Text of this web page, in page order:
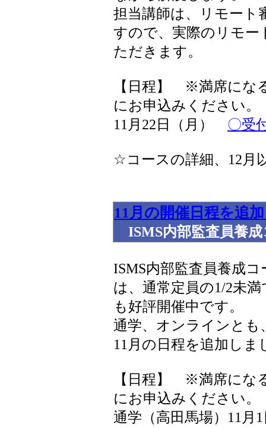
担当講師は、リモート
すので、実際のリモー
ただきます。
【日程】 ※満席にな
にお申込みください。
11月22日（月） 〇受
☆コースの詳細、12月
11月の開催日程を追
ISMS内部監査員養成
ISMS内部監査員養成
は、通常定員の1/2未
も好評開催中です。
通学、オンラインとも
11月の日程を追加しま
【日程】 ※満席にな
にお申込みください。
通学（高田馬場）11